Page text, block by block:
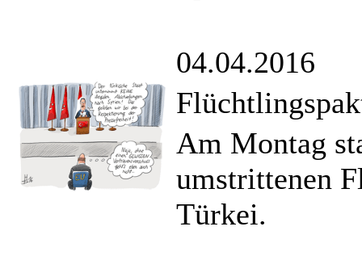
04.04.2016
Am Montag
umstrittenen
Türkei.